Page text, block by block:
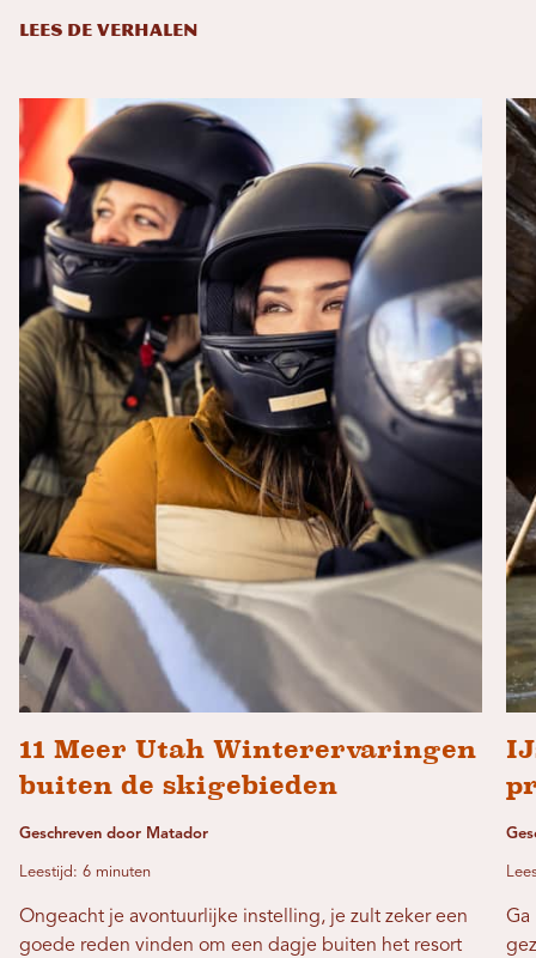
LEES DE VERHALEN
11 Meer Utah Winterervaringen
buiten de skigebieden
Geschreven door Matador
Leestijd: 6 minuten
Ongeacht je avontuurlijke instelling, je zult zeker een
goede reden vinden om een ​​dagje buiten het resort
Ga